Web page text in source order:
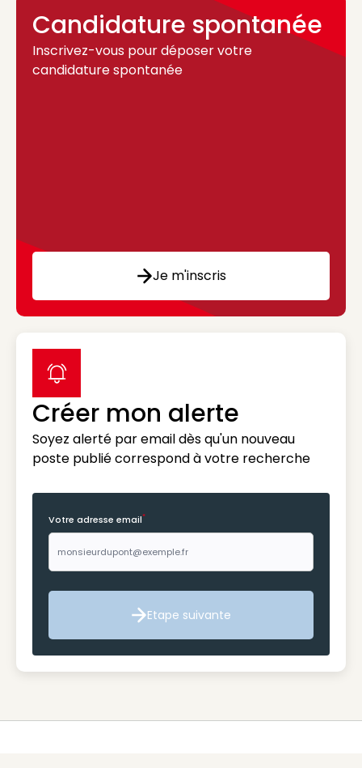
Candidature spontanée
Inscrivez-vous pour déposer votre
candidature spontanée
Je m'inscris
Créer mon alerte
Soyez alerté par email dès qu'un nouveau
poste publié correspond à votre recherche
label icon
Votre adresse email*
Etape suivante
Etape suivante